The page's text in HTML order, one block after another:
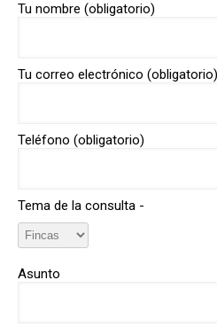
Tu nombre (obligatorio)
Tu correo electrónico (obligatorio)
Teléfono (obligatorio)
Tema de la consulta -
Asunto